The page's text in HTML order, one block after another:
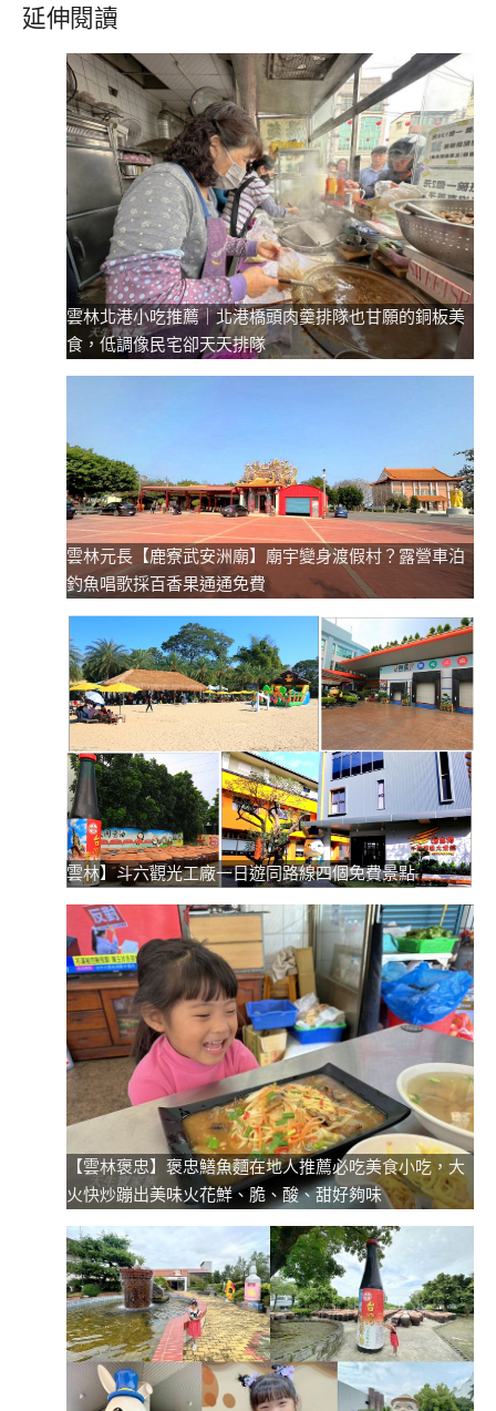
延伸閱讀
雲林北港小吃推薦｜北港橋頭肉羹排隊也甘願的銅板美
食，低調像民宅卻天天排隊
雲林元長【鹿寮武安洲廟】廟宇變身渡假村？露營車泊
釣魚唱歌採百香果通通免費
雲林】斗六觀光工廠一日遊同路線四個免費景點
【雲林褒忠】褒忠鱔魚麵在地人推薦必吃美食小吃，大
火快炒蹦出美味火花鮮、脆、酸、甜好夠味